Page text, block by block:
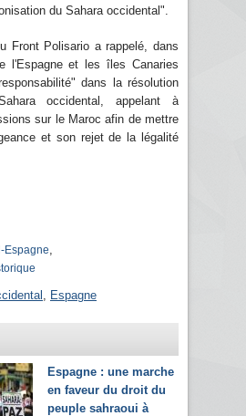
du Sahara occidental".
Front Polisario a rappelé, dans
l'Espagne et les îles Canaries
dans la résolution
occidental, appelant à
sur le Maroc afin de mettre
et son rejet de la légalité
Espagne
Espagne
Espagne : une marche
en faveur du droit du
peuple sahraoui à